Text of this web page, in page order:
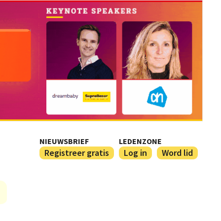
NIEUWSBRIEF
Registreer gratis
LEDENZONE
Log in Word lid